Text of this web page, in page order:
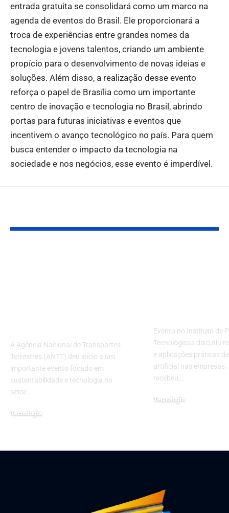
entrada gratuita se consolidará como um marco na
agenda de eventos do Brasil. Ele proporcionará a
troca de experiências entre grandes nomes da
tecnologia e jovens talentos, criando um ambiente
propício para o desenvolvimento de novas ideias e
soluções. Além disso, a realização desse evento
reforça o papel de Brasília como um importante
centro de inovação e tecnologia no Brasil, abrindo
portas para futuras iniciativas e eventos que
incentivem o avanço tecnológico no país. Para quem
busca entender o impacto da tecnologia na
sociedade e nos negócios, esse evento é imperdível.
A Agência Nacional de Transportes
Terrestres (ANTT) deu início a um
importante evento focado em
sustentabilidade e tecnologia no
setor…
Tecnologia
Evento no Instituto de
Tecnológicas discutiu
e aplicações práticas
artificial nas empresas.
recebeu,…
Tecnologia